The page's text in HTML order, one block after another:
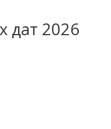
дат 2026